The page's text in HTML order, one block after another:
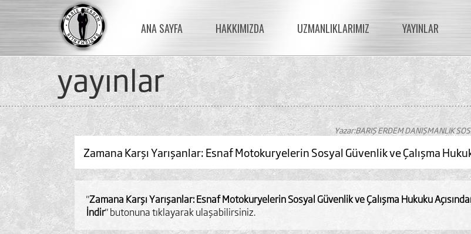
ANA SAYFA HAKKIMIZDA UZMANLIKLARIMIZ YAYINLAR
yayinlar
Yazar:BARIŞ ERDEM DANIŞMANLIK
Zamana Karşı Yarışanlar: Esnaf Motokuryelerin Sosyal Güvenlik ve Çalışma
"Zamana Karşı Yarışanlar: Esnaf Motokuryelerin Sosyal Güvenlik ve Çalışma Hukuku
İndir" butonuna tıklayarak ulaşabilirsiniz.